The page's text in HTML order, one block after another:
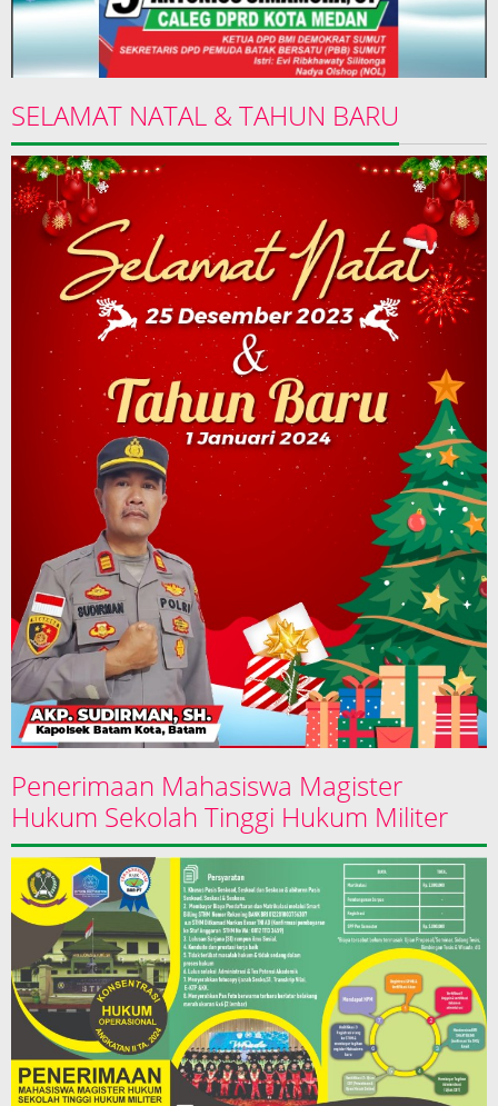
SELAMAT NATAL & TAHUN BARU
Penerimaan Mahasiswa Magister
Hukum Sekolah Tinggi Hukum Militer